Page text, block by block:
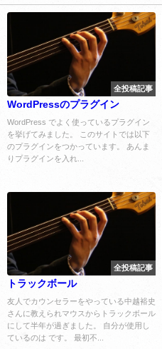
全投稿記事
WordPressのプラグイン
WordPress でよく使っているプラグイン
を挙げてみました。 このサイトでは以下
のプラグインをつかっています。 あんま
りプラグインを入れ...
全投稿記事
トラックボール
友人でカウンセラーをやっている中越裕史
さんに教えられマウスからトラックボール
にして半年が過ぎました。 自分が使用し
ているのは です。 最初不...